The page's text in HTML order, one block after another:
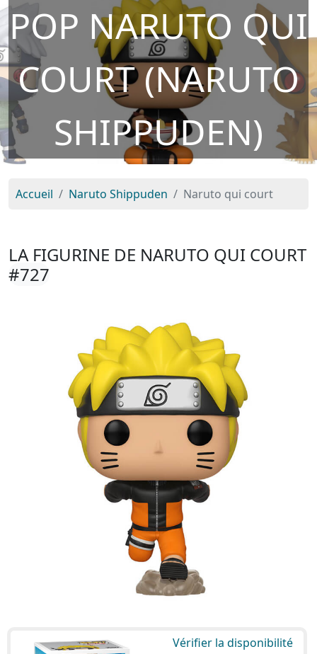
POP NARUTO QUI
COURT (NARUTO
SHIPPUDEN)
Accueil Naruto Shippuden Naruto qui court
LA FIGURINE DE NARUTO QUI COURT
#727
Vérifier la disponibilité